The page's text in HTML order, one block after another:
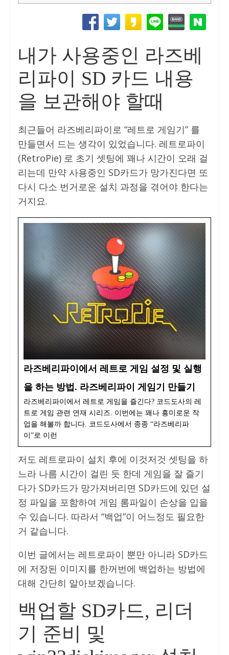
내가 사용중인 라즈베
리파이 SD 카드 내용
을 보관해야 할때
최근들어 라즈베리파이로 “레트로 게임기” 를
만들면서 드는 생각이 있었습니다. 레트로파이
(RetroPie) 로 초기 셋팅에 꽤나 시간이 오래 걸
리는데 만약 사용중인 SD카드가 망가진다면 또
다시 다소 번거로운 설치 과정을 겪어야 한다는
거지요.
라즈베리파이에서 레트로 게임 설정 및 실행
을 하는 방법. 라즈베리파이 게임기 만들기
라즈베리파이에서 레트로 게임을 즐긴다? 코드도사의 레
트로 게임 관련 연재 시리즈. 이번에는 꽤나 흥미로운 작
업을 해볼까 합니다. 코드도사에서 종종 “라즈베리파
이”로 이런
저도 레트로파이 설치 후에 이것저것 셋팅을 하
느라 나름 시간이 걸린 듯 한데 게임을 잘 즐기
다가 SD카드가 망가져버리면 SD카드에 있던 설
정 파일을 포함하여 게임 롬파일이 손상을 입을
수 있습니다. 따라서 “백업”이 어느정도 필요한
거 같습니다.
이번 글에서는 레트로파이 뿐만 아니라 SD카드
에 저장된 이미지를 한꺼번에 백업하는 방법에
대해 간단히 알아보겠습니다.
백업할 SD카드, 리더
기 준비 및